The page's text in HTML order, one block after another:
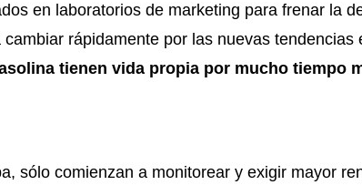
en laboratorios de marketing para frenar la
rápidamente por las nuevas
tienen vida propia por mucho tiempo
sólo comienzan a monitorear y exigir mayor